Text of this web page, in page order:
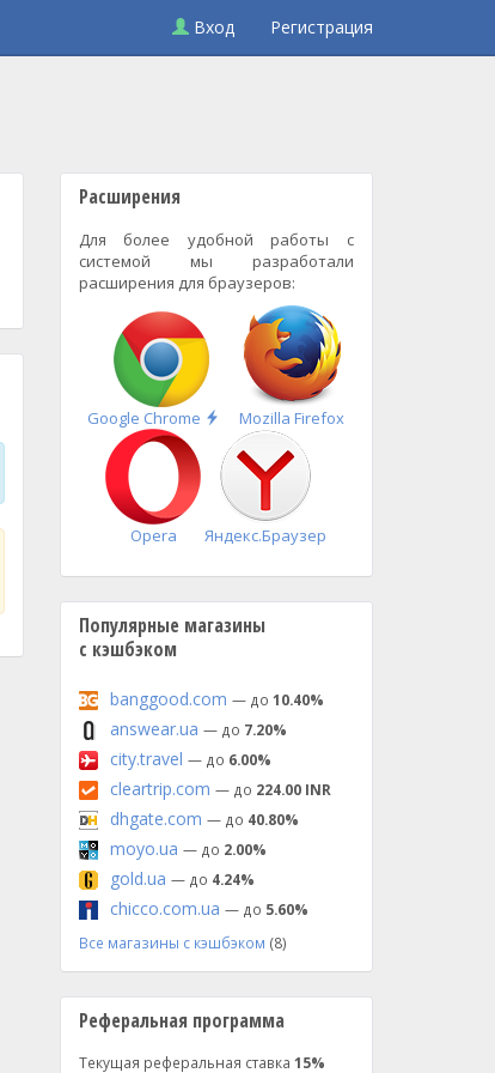
Вход Регистрация
Расширения
Для более удобной работы с
системой мы разработали
расширения для браузеров:
Google Chrome
Быстрая
установка
Mozilla Firefox
Opera Яндекс.Браузер
Популярные магазины
с кэшбэком
banggood.com — до 10.40%
answear.ua — до 7.20%
city.travel — до 6.00%
cleartrip.com — до 224.00 INR
dhgate.com — до 40.80%
moyo.ua — до 2.00%
gold.ua — до 4.24%
chicco.com.ua — до 5.60%
Все магазины с кэшбэком (8)
Реферальная программа
Текущая реферальная ставка 15%